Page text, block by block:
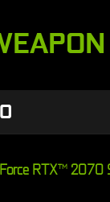
RTXTM2070